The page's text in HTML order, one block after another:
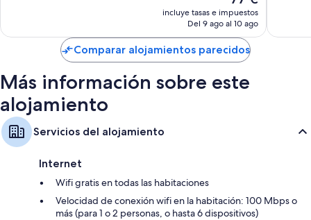
precio
actual
de
77 €
incluye tasas e impuestos
Del 9 ago al 10 ago
Comparar alojamientos parecidos
Más información sobre este
alojamiento
Servicios del alojamiento
Internet
Wifi gratis en todas las habitaciones
Velocidad de conexión wifi en la habitación: 100 Mbps o
más (para 1 o 2 personas, o hasta 6 dispositivos)